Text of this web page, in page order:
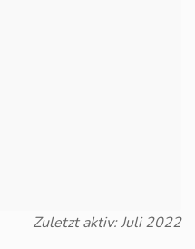
Zuletzt aktiv: Juli 2022